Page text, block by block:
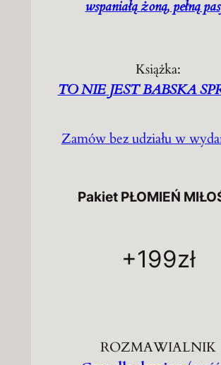
wspaniałą żoną, pełną
Książka:
TO NIE JEST BABSKA
Zamów bez udziału w
Pakiet PŁOMIEŃ
+199zł
ROZMAWIALNIK